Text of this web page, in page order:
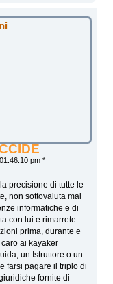
pm *
precisione di tutte le
non sottovaluta mai
informatiche e di
con lui e rimarrete
prima, durante e
ai kayaker
un Istruttore o un
farsi pagare il triplo di
fornite di